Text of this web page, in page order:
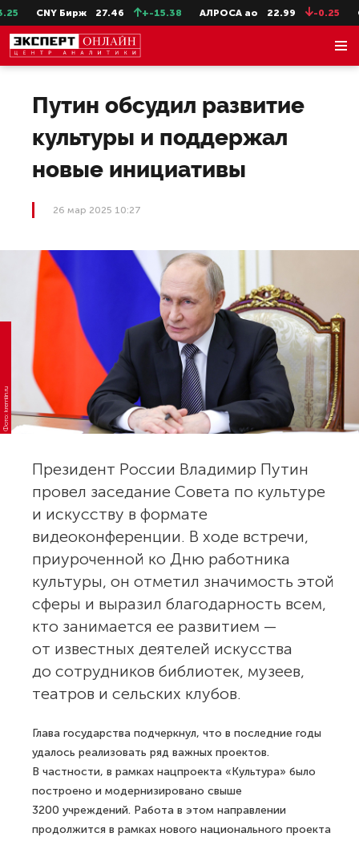
CNY Бирж 27.46 +-15.38 АЛРОСА ао 22.99 -0.25
Путин обсудил развитие
культуры и поддержал
новые инициативы
26 мар 2025 10:27
Фото: kremlin.ru
Президент России Владимир Путин
провел заседание Совета по культуре
и искусству в формате
видеоконференции. В ходе встречи,
приуроченной ко Дню работника
культуры, он отметил значимость этой
сферы и выразил благодарность всем,
кто занимается ее развитием —
от известных деятелей искусства
до сотрудников библиотек, музеев,
театров и сельских клубов.
Глава государства подчеркнул, что в последние годы
удалось реализовать ряд важных проектов.
В частности, в рамках нацпроекта «Культура» было
построено и модернизировано свыше
3200 учреждений. Работа в этом направлении
продолжится в рамках нового национального проекта